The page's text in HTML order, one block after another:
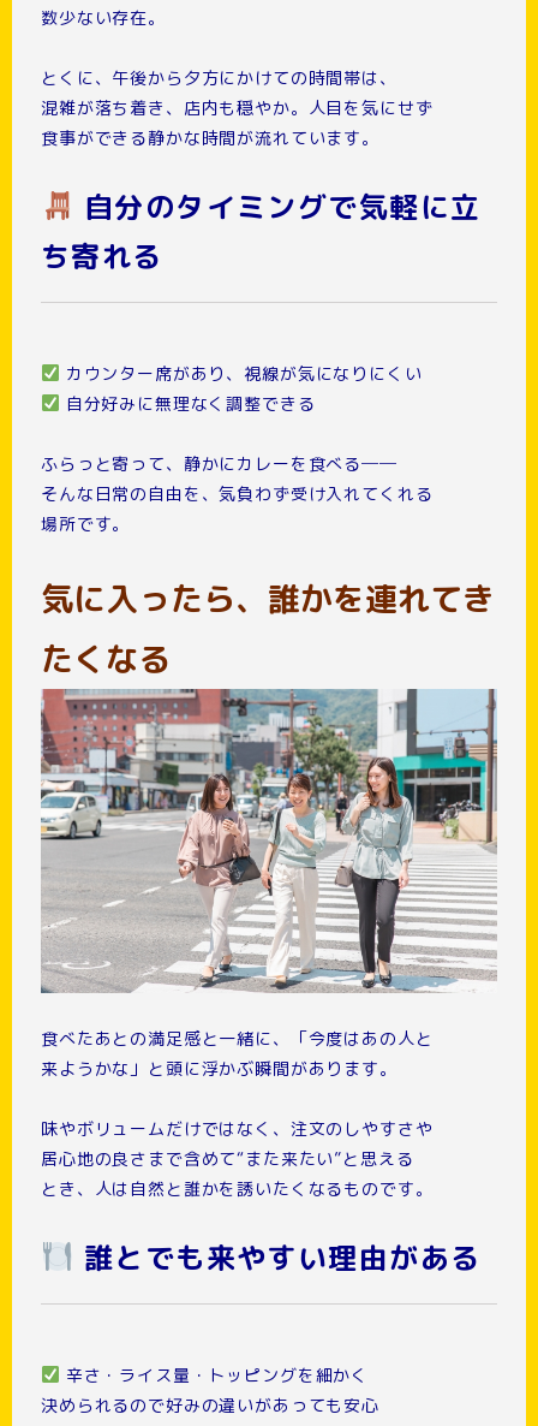
数少ない存在。
とくに、午後から夕方にかけての時間帯は、
混雑が落ち着き、店内も穏やか。人目を気にせず
食事ができる静かな時間が流れています。
自分のタイミングで気軽に立
ち寄れる
カウンター席があり、視線が気になりにくい
自分好みに無理なく調整できる
ふらっと寄って、静かにカレーを食べる──
そんな日常の自由を、気負わず受け入れてくれる
場所です。
気に入ったら、誰かを連れてき
たくなる
食べたあとの満足感と一緒に、「今度はあの人と
来ようかな」と頭に浮かぶ瞬間があります。
味やボリュームだけではなく、注文のしやすさや
居心地の良さまで含めて“また来たい”と思える
とき、人は自然と誰かを誘いたくなるものです。
誰とでも来やすい理由がある
辛さ・ライス量・トッピングを細かく
決められるので好みの違いがあっても安心